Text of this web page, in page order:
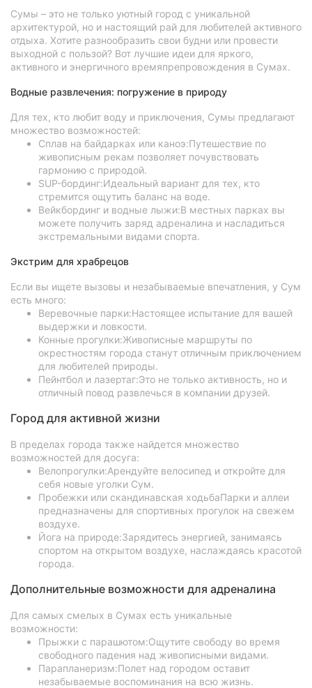
Сумы – это не только уютный город с уникальной
архитектурой, но и настоящий рай для любителей активного
отдыха. Хотите разнообразить свои будни или провести
выходной с пользой? Вот лучшие идеи для яркого,
активного и энергичного времяпрепровождения в Сумах.
Водные развлечения: погружение в природу
Для тех, кто любит воду и приключения, Сумы предлагают
множество возможностей:
Сплав на байдарках или каноэ:Путешествие по
живописным рекам позволяет почувствовать
гармонию с природой.
SUP-бординг:Идеальный вариант для тех, кто
стремится ощутить баланс на воде.
Вейкбординг и водные лыжи:В местных парках вы
можете получить заряд адреналина и насладиться
экстремальными видами спорта.
Экстрим для храбрецов
Если вы ищете вызовы и незабываемые впечатления, у Сум
есть много:
Веревочные парки:Настоящее испытание для вашей
выдержки и ловкости.
Конные прогулки:Живописные маршруты по
окрестностям города станут отличным приключением
для любителей природы.
Пейнтбол и лазертаг:Это не только активность, но и
отличный повод развлечься в компании друзей.
Город для активной жизни
В пределах города также найдется множество
возможностей для досуга:
Велопрогулки:Арендуйте велосипед и откройте для
себя новые уголки Сум.
Пробежки или скандинавская ходьбаПарки и аллеи
предназначены для спортивных прогулок на свежем
воздухе.
Йога на природе:Зарядитесь энергией, занимаясь
спортом на открытом воздухе, наслаждаясь красотой
города.
Дополнительные возможности для адреналина
Для самых смелых в Сумах есть уникальные
возможности:
Прыжки с парашютом:Ощутите свободу во время
свободного падения над живописными видами.
Парапланеризм:Полет над городом оставит
незабываемые воспоминания на всю жизнь.